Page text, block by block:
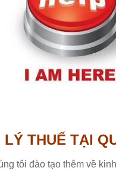
THUẾ TẠI
tôi đào tạo thêm về